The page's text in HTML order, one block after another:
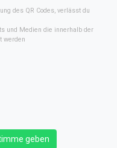
des QR Codes, verlässt du
und Medien die innerhalb der
werden
geben